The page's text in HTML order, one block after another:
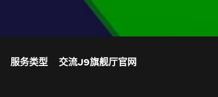
服务类型 交流J9旗舰厅官网